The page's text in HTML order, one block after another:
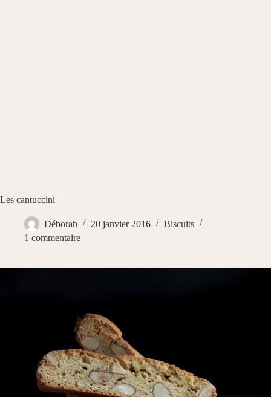
Les cantuccini
Déborah 20 janvier 2016
Biscuits
1 commentaire